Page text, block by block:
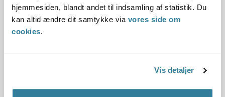
hjemmesiden, blandt andet til indsamling af statistik. Du
kan altid ændre dit samtykke via vores side om
cookies.
Vis detaljer
Dato for underskrift
29.03.2019